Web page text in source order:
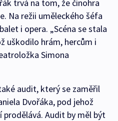
trvá na tom, že činohra
Na režii uměleckého šéfa
i opera. „Scéna se stala
uškodilo hrám, hercům i
Simona
audit, který se zaměřil
Dvořáka, pod jehož
prodělává. Audit by měl být